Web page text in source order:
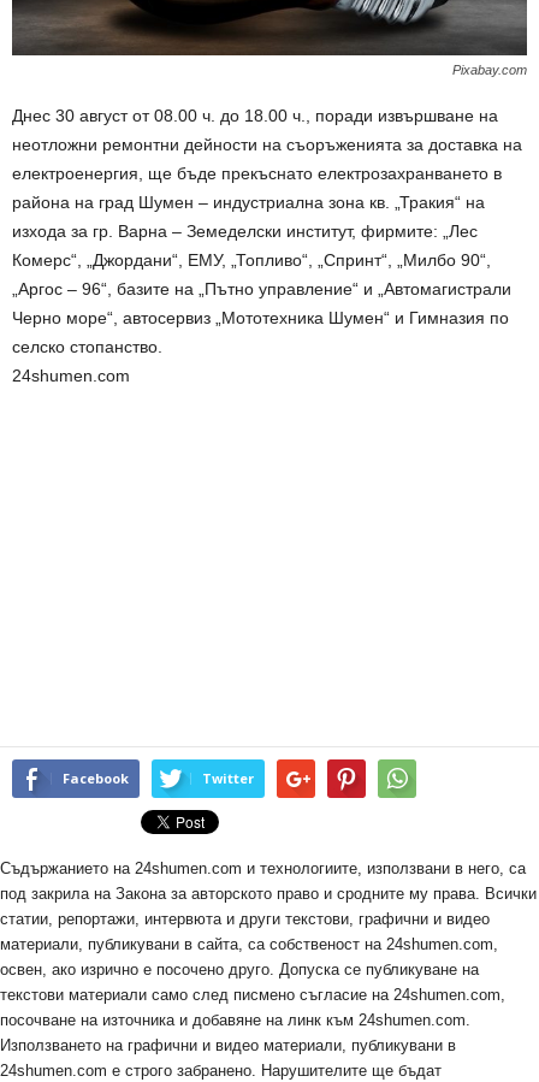
Pixabay.com
Днес 30 август от 08.00 ч. до 18.00 ч., поради извършване на
неотложни ремонтни дейности на съоръженията за доставка на
електроенергия, ще бъде прекъснато електрозахранването в
района на град Шумен – индустриална зона кв. „Тракия“ на
изхода за гр. Варна – Земеделски институт, фирмите: „Лес
Комерс“, „Джордани“, ЕМУ, „Топливо“, „Спринт“, „Милбо 90“,
„Аргос – 96“, базите на „Пътно управление“ и „Автомагистрали
Черно море“, автосервиз „Мототехника Шумен“ и Гимназия по
селско стопанство.
24shumen.com
Facebook Twitter
Съдържанието на 24shumen.com и технологиите, използвани в него, са
под закрила на Закона за авторското право и сродните му права. Всички
статии, репортажи, интервюта и други текстови, графични и видео
материали, публикувани в сайта, са собственост на 24shumen.com,
освен, ако изрично е посочено друго. Допуска се публикуване на
текстови материали само след писмено съгласие на 24shumen.com,
посочване на източника и добавяне на линк към 24shumen.com.
Използването на графични и видео материали, публикувани в
24shumen.com е строго забранено. Нарушителите ще бъдат